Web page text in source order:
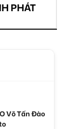
PHÁT
Võ Tấn Đào